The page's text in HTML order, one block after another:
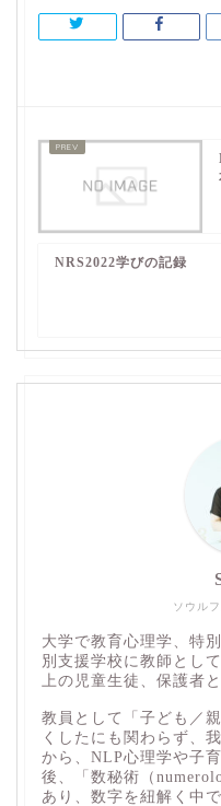
NRS2022学びの記録
ソウル
大学で教育心理学、特
別支援学校に教師とし
上の児童生徒、保護者
教員として「子ども／
くしたにも関わらず、
から、NLP心理学や子
後、「数秘術（
あり、数字を紐解く中